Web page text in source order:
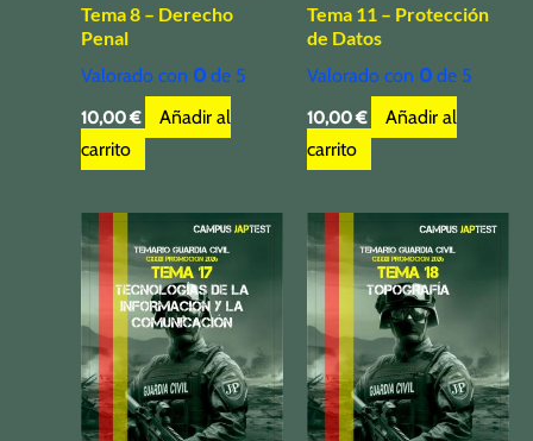
Tema 8 – Derecho
Penal
Valorado con 0 de 5
10,00€
Añadir al
carrito
Tema 11 – Protección
de Datos
Valorado con 0 de 5
10,00€
Añadir al
carrito